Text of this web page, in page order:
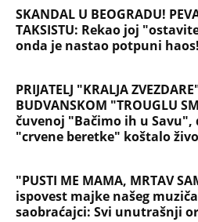
SKANDAL U BEOGRADU!
TAKSISTU: Rekao joj
onda je nastao potpuni haos!
PRIJATELJ "KRALJA
BUDVANSKOM "TROUGLU
čuvenoj "Bačimo ih u Savu",
"crvene beretke" koštalo
"PUSTI ME MAMA, MRTAV
ispovest majke našeg
saobraćajci: Svi unutrašnji